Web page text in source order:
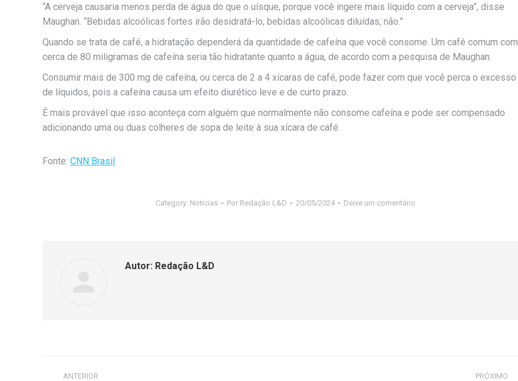
“A cerveja causaria menos perda de água do que o uísque, porque você ingere mais líquido com a cerveja”, disse
Maughan. “Bebidas alcoólicas fortes irão desidratá-lo, bebidas alcoólicas diluídas, não.”
Quando se trata de café, a hidratação dependerá da quantidade de cafeína que você consome. Um café comum com
cerca de 80 miligramas de cafeína seria tão hidratante quanto a água, de acordo com a pesquisa de Maughan.
Consumir mais de 300 mg de cafeína, ou cerca de 2 a 4 xícaras de café, pode fazer com que você perca o excesso
de líquidos, pois a cafeína causa um efeito diurético leve e de curto prazo.
É mais provável que isso aconteça com alguém que normalmente não consome cafeína e pode ser compensado
adicionando uma ou duas colheres de sopa de leite à sua xícara de café.
Fonte: CNN Brasil
Category: Notícias Por Redação L&D 20/05/2024 Deixe um comentário
Autor: Redação L&D
ANTERIOR PRÓXIMO